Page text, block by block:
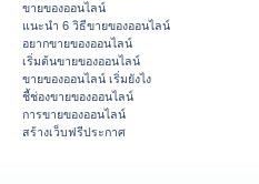
ขายของออนไลน์
แนะนำ 6 วิธีขายของออนไลน์
อยากขายของออนไลน์
เริ่มต้นขายของออนไลน์
ขายของออนไลน์ เริ่มยังไง
ชี้ช่องขายของออนไลน์
การขายของออนไลน์
สร้างเว็บฟรีประกาศ